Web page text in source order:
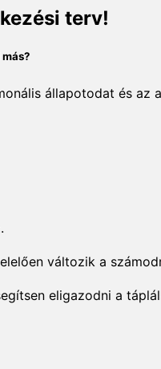
terv!
állapotodat és az
változik a
eligazodni a